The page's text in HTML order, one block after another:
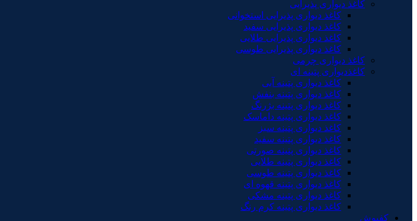
کاغذ دیواری پذیرایی
کاغذ دیواری پذیرایی استخوانی
کاغذ دیواری پذیرایی سفید
کاغذ دیواری پذیرایی طلایی
کاغذ دیواری پذیرایی طوسی
کاغذ دیواری چرمی
کاغذدیواری پتینه ای
کاغذ دیواری پتینه آبی
کاغذ دیواری پتینه بنفش
کاغذ دیواری پتینه بژرنگ
کاغذ دیواری پتینه داماسک
کاغذ دیواری پتینه سبز
کاغذ دیواری پتینه سفید
کاغذ دیواری پتینه صورتی
کاغذ دیواری پتینه طلایی
کاغذ دیواری پتینه طوسی
کاغذ دیواری پتینه قهوه ای
کاغذ دیواری پتینه مشکی
کاغذ دیواری پتینه کرم رنگ
کفپوش